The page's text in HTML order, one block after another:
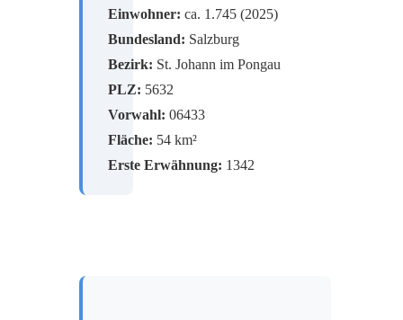
Einwohner: ca. 1.745 (2025)
Bundesland: Salzburg
Bezirk: St. Johann im Pongau
PLZ: 5632
Vorwahl: 06433
Fläche: 54 km²
Erste Erwähnung: 1342